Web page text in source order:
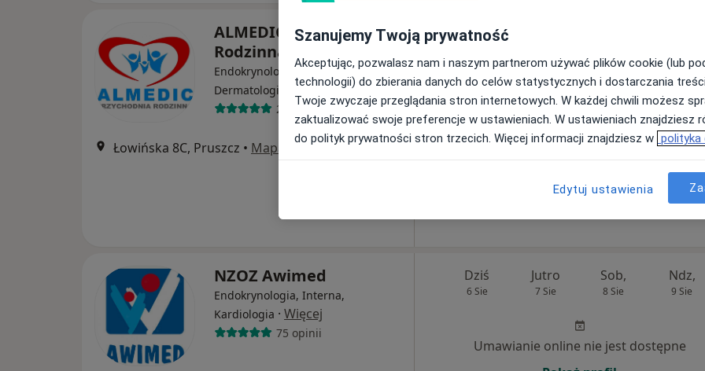
ALMEDIC Przychodnia
Rodzinna
Endokrynologia, Laryngologia,
Dermatologia
Więcej
269 opinii
Łowińska 8C, Pruszcz • Mapa
Dziś
Umawianie online nie jest dostępne
Pokaż profil
NZOZ Awimed
Endokrynologia, Interna,
Kardiologia · Więcej
75 opinii
Dziś
6 Sie
Jutro
7 Sie
Sob,
8 Sie
Ndz,
9 Sie
Umawianie online nie jest dostępne
Szanujemy Twoją prywatność
Akceptując, pozwalasz nam i naszym partnerom używać plików cookie (lub
technologii) do zbierania danych do celów statystycznych i dostarczania
Twoje zwyczaje przeglądania stron internetowych. W każdej chwili możesz
zaktualizować swoje preferencje w ustawieniach. W ustawieniach znajdziesz
do polityk prywatności stron trzecich. Więcej informacji znajdziesz w polityka
Edytuj ustawienia